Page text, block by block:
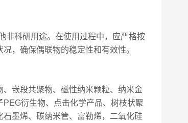
非科研用途。在使用过程中，应严格按
，确保偶联物的稳定性和有效性。
嵌段共聚物、磁性纳米颗粒、纳米金
衍生物、点击化学产品、树枝状聚
墨烯、碳纳米管、富勒烯，二氧化硅